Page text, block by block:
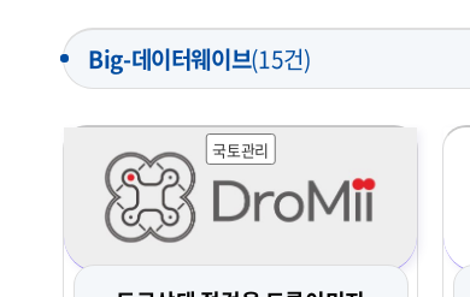
Big-데이터웨이브(15건)
국토관리